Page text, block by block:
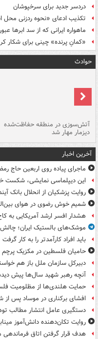
دردسر جدید برای سرخپوشان
تکذیب ادعای «نحوه ردزنی محل
ماهواره ایرانی که از سد ابرها
«کمانِ پرنده» چینی برای شکار
حوادث
آتش‌سوزی در منطقه حفاظت‌شده
دیزمار مهار شد
آخرین اخبار
ماجرای پیاده روی اربعین حاج
این دیپلماسی نمایشی، شکست
روایت پزشکیان از انحلال بانک
شمیم خوش رضوی در هوای
هشدار افسر ارشد آمریکایی به
موشک‌های بالستیک ایران؛ چالش
باید افراد کارآمدتر را به کار گرفت
حامیان فلسطین در مکزیک پرچم
دبیرکل سازمان ملل باز هم
آنچه رهبر شهید سال‌ها پیش
حمایت هلندی‌ها از مظلومیت
افشای برکناری در موساد پس از
دستگیری عامل انتشار مطالب
روایت تکان‌دهنده دانش‌آموز
هدف قرار گرفتن اتاق‌ فرماندهی